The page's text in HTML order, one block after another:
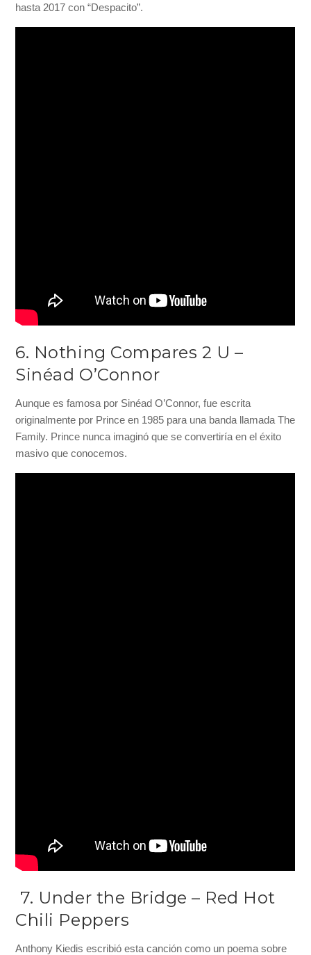
hasta 2017 con “Despacito”.
6. Nothing Compares 2 U –
Sinéad O’Connor
Aunque es famosa por Sinéad O’Connor, fue escrita
originalmente por Prince en 1985 para una banda llamada The
Family. Prince nunca imaginó que se convertiría en el éxito
masivo que conocemos.
7. Under the Bridge – Red Hot
Chili Peppers
Anthony Kiedis escribió esta canción como un poema sobre